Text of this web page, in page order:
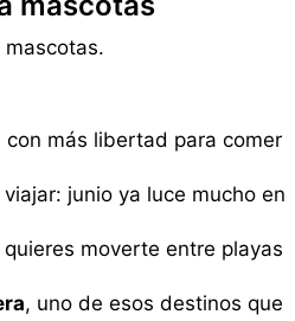
con más libertad para comer
junio ya luce mucho en
moverte entre playas
, uno de esos destinos que